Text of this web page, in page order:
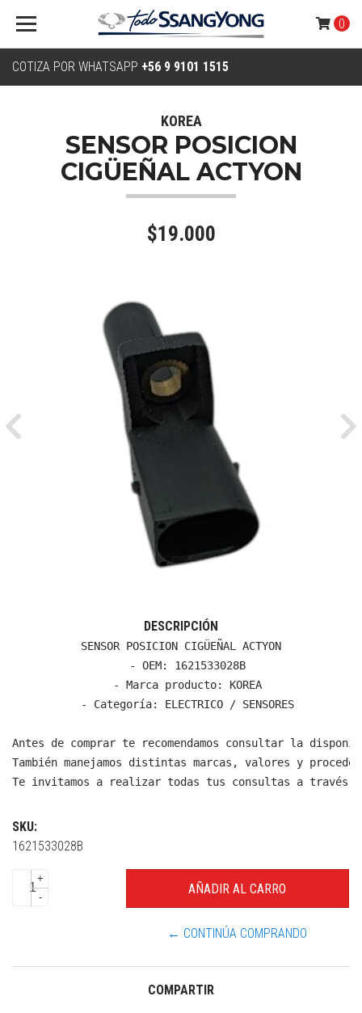
COTIZA POR WHATSAPP +56 9 9101 1515
0
KOREA
SENSOR POSICION
CIGÜEÑAL ACTYON
$19.000
Previous
DESCRIPCIÓN
SENSOR POSICION CIGÜEÑAL ACTYON
  - OEM: 1621533028B
  - Marca producto: KOREA
  - Categoría: ELECTRICO / SENSORES
Antes de comprar te recomendamos consultar la
También manejamos distintas marcas, valores y
Te invitamos a realizar todas tus consultas a través
SKU:
1621533028B
+
-
← CONTINÚA COMPRANDO
COMPARTIR